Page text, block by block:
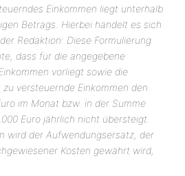
Einkommen liegt unterhalb
Betrags. Hierbei handelt es sich
Redaktion: Diese Formulierung
dass für die angegebene
vorliegt sowie die
zu versteuernde Einkommen den
im Monat bzw. in der Summe
Euro jährlich nicht übersteigt.
wird der Aufwendungsersatz, der
Kosten gewährt wird,